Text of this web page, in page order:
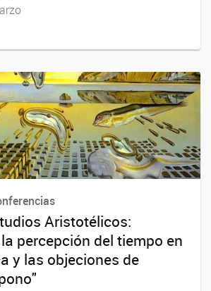
Aristotélicos:
percepción del tiempo en
y las objeciones de